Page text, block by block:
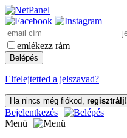
emlékezz rám
Elfelejtetted a jelszavad?
Ha nincs még fiókod, regisztrálj!
Bejelentkezés
Menü